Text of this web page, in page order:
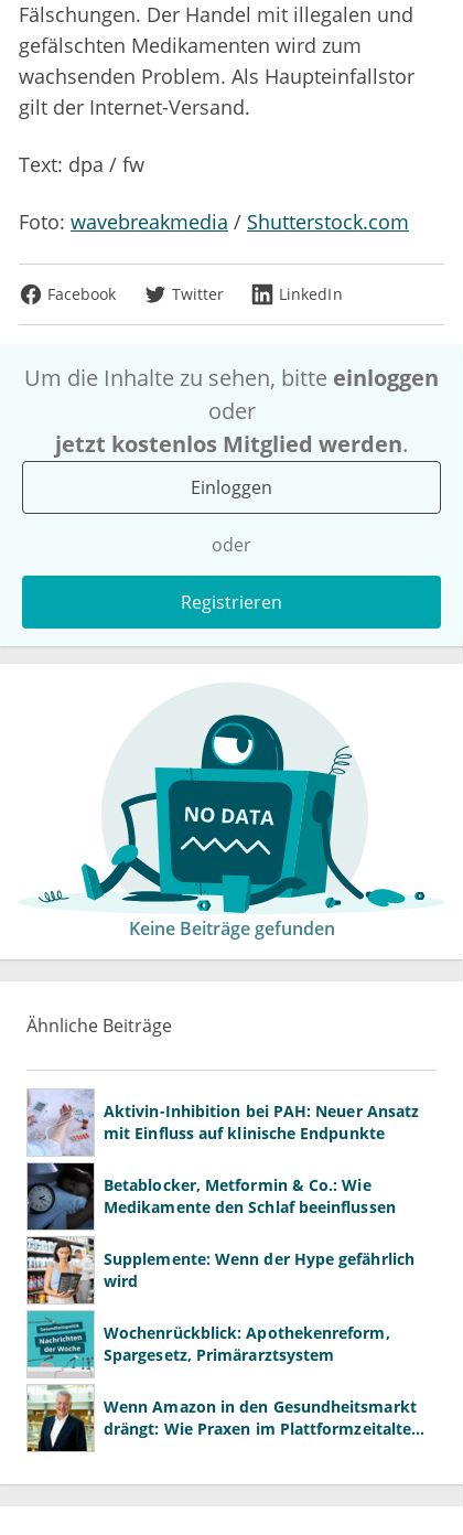
Fälschungen. Der Handel mit illegalen und
gefälschten Medikamenten wird zum
wachsenden Problem. Als Haupteinfallstor
gilt der Internet-Versand.
Text: dpa / fw
Foto: wavebreakmedia / Shutterstock.com
Facebook Twitter LinkedIn
Um die Inhalte zu sehen, bitte einloggen
oder
jetzt kostenlos Mitglied werden.
Einloggen
oder
Registrieren
Keine Beiträge gefunden
Ähnliche Beiträge
Aktivin-Inhibition bei PAH: Neuer Ansatz
mit Einfluss auf klinische Endpunkte
Betablocker, Metformin & Co.: Wie
Medikamente den Schlaf beeinflussen
Supplemente: Wenn der Hype gefährlich
wird
Wochenrückblick: Apothekenreform,
Spargesetz, Primärarztsystem
Wenn Amazon in den Gesundheitsmarkt
drängt: Wie Praxen im Plattformzeitalter